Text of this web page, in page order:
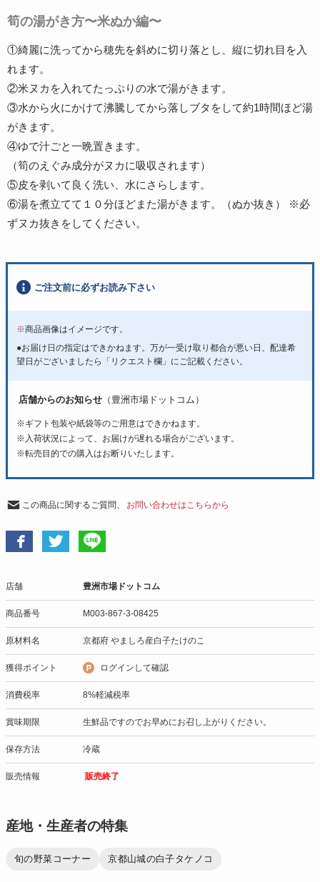
筍の湯がき方〜米ぬか編〜
①綺麗に洗ってから穂先を斜めに切り落とし、縦に切れ目を入
れます。
②米ヌカを入れてたっぷりの水で湯がきます。
③水から火にかけて沸騰してから落しブタをして約1時間ほど湯
がきます。
④ゆで汁ごと一晩置きます。
（筍のえぐみ成分がヌカに吸収されます）
⑤皮を剥いて良く洗い、水にさらします。
⑥湯を煮立てて１０分ほどまた湯がきます。（ぬか抜き） ※必
ずヌカ抜きをしてください。
ご注文前に必ずお読み下さい
※商品画像はイメージです。
●お届け日の指定はできかねます。万が一受け取り都合が悪い日、配達希
望日がございましたら「リクエスト欄」にご記載ください。
店舗からのお知らせ （豊洲市場ドットコム）
※ギフト包装や紙袋等のご用意はできかねます。
※入荷状況によって、お届けが遅れる場合がございます。
※転売目的での購入はお断りいたします。
この商品に関するご質問、 お問い合わせはこちらから
店舗 豊洲市場ドットコム
商品番号 M003-867-3-08425
原材料名 京都府 やましろ産白子たけのこ
獲得ポイント ログインして確認
消費税率 8%軽減税率
賞味期限 生鮮品ですのでお早めにお召し上がりください。
保存方法 冷蔵
販売情報 販売終了
産地・生産者の特集
旬の野菜コーナー 京都山城の白子タケノコ